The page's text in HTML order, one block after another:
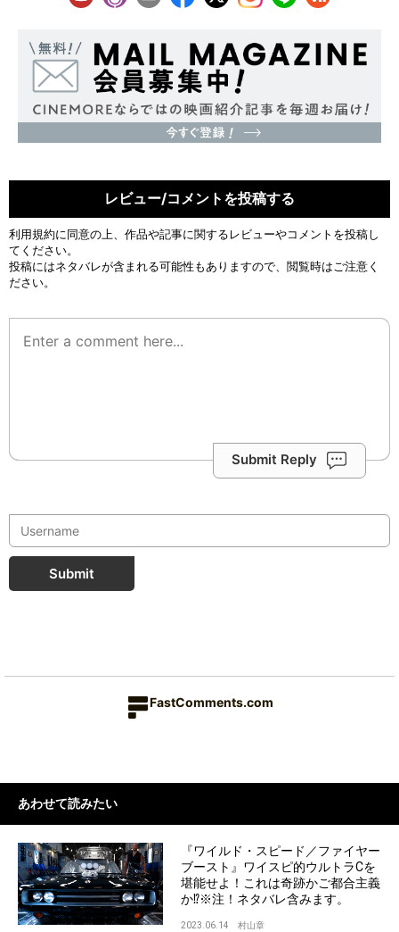
レビュー/コメントを投稿する
利用規約に同意の上、作品や記事に関するレビューやコメントを投稿し
てください。
投稿にはネタバレが含まれる可能性もありますので、閲覧時はご注意く
ださい。
Submit Reply
Submit
FastComments.com
あわせて読みたい
『ワイルド・スピード／ファイヤー
ブースト』ワイスピ的ウルトラCを
堪能せよ！これは奇跡かご都合主義
か⁉※注！ネタバレ含みます。
2023.06.14 村山章